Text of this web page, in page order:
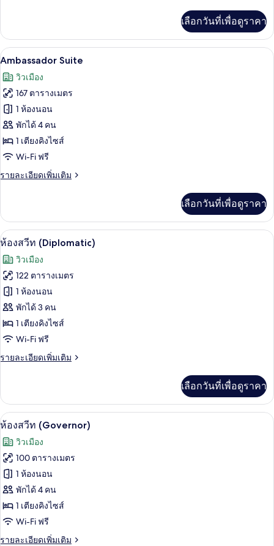
เกี่ยว
กับ
Park
Suite
เลือกวันที่เพื่อดูราคา
เปิด
ภาพถ่าย
ทั้งหมด
ของ
Ambassador
Suite
6
Ambassador Suite
วิวเมือง
167 ตารางเมตร
1 ห้องนอน
พักได้ 4 คน
1 เตียงคิงไซส์
Wi-Fi ฟรี
รายละเอียดเพิ่มเติม
ราย
เกี่ยว
กับ
Ambassador
เลือกวันที่เพื่อดูราคา
เปิด
ภาพถ่าย
ทั้งหมด
ของ
ห้อง
สวีท
(Diplomatic)
ห้องสวีท (Diplomatic) | บริเวณนั่งเล่
8
ห้องสวีท (Diplomatic)
วิวเมือง
122 ตารางเมตร
1 ห้องนอน
พักได้ 3 คน
1 เตียงคิงไซส์
Wi-Fi ฟรี
รายละเอียดเพิ่มเติม
ราย
เกี่ยว
กับ
ห้อง
ท
(Diplomatic)
เลือกวันที่เพื่อดูราคา
เปิด
ภาพถ่าย
ทั้งหมด
ของ
ห้อง
สวีท
(Governor)
5
ห้องสวีท (Governor)
วิวเมือง
100 ตารางเมตร
1 ห้องนอน
พักได้ 4 คน
1 เตียงคิงไซส์
Wi-Fi ฟรี
รายละเอียดเพิ่มเติม
ราย